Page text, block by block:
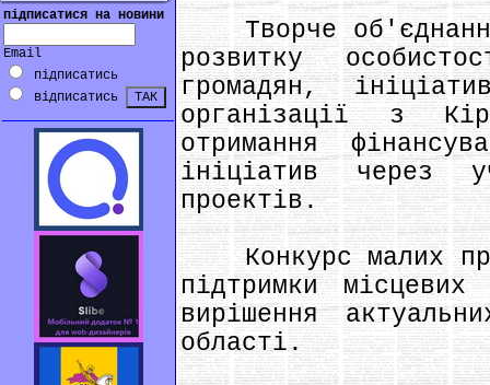
підписатися на новини
Email
підписатись
відписатись
Творче об'єднання
розвитку
громадян,
організації з
отримання
ініціатив через
проектів.
Конкурс малих
підтримки
вирішення
області.